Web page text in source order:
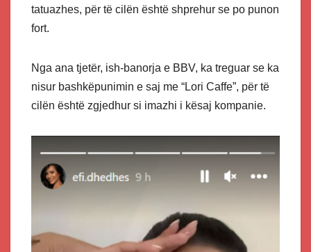
tatuazhes, për të cilën është shprehur se po punon
fort.
Nga ana tjetër, ish-banorja e BBV, ka treguar se ka
nisur bashkëpunimin e saj me “Lori Caffe”, për të
cilën është zgjedhur si imazhi i kësaj kompanie.